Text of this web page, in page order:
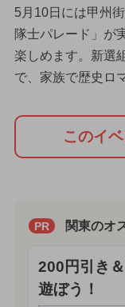
5月10日には甲州
隊士パレード」が
楽しめます。新選
で、家族で歴史ロ
このイ
PR 関東のオ
200円引き
遊ぼう！